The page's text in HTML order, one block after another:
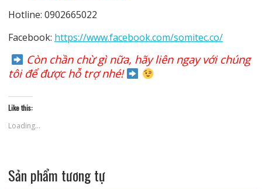
Hotline: 0902665022
Facebook: https://www.facebook.com/somitec.co/
Còn chần chừ gì nữa, hãy liên ngay với chúng
tôi để được hỗ trợ nhé!
Like this:
Loading...
Sản phẩm tương tự